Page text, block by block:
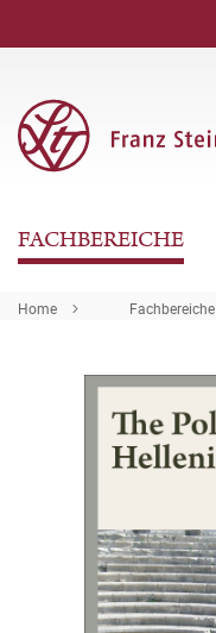
FACHBEREICHE
Home Fachbereiche